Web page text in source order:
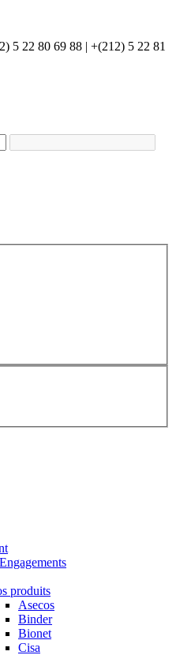
5 22 80 69 88 | +(212) 5 22 81
produits
Asecos
Binder
Bionet
Cisa